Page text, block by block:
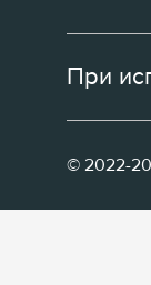
При
© 2022-